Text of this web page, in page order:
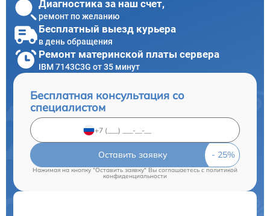
Диагностика за наш счет,
ремонт по желанию
Бесплатный выезд курьера
в день обращения
Ремонт материнской платы сервера
IBM 7143C3G от 35 минут
Бесплатная консультация со
специалистом
Оставить заявку
Нажимая на кнопку "Оставить заявку" Вы соглашаетесь c политикой
конфиденциальности